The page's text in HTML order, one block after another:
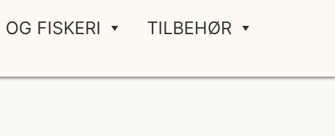
FISKERI TILBEHØR